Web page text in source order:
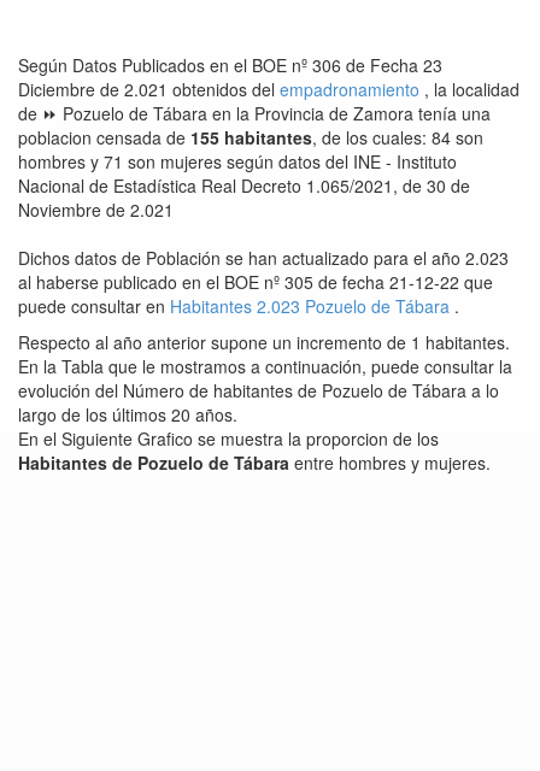
Según Datos Publicados en el BOE nº 306 de Fecha 23
Diciembre de 2.021 obtenidos del empadronamiento , la localidad
de ⏩ Pozuelo de Tábara en la Provincia de Zamora tenía una
poblacion censada de 155 habitantes, de los cuales: 84 son
hombres y 71 son mujeres según datos del INE - Instituto
Nacional de Estadística Real Decreto 1.065/2021, de 30 de
Noviembre de 2.021
Dichos datos de Población se han actualizado para el año 2.023
al haberse publicado en el BOE nº 305 de fecha 21-12-22 que
puede consultar en Habitantes 2.023 Pozuelo de Tábara .
Respecto al año anterior supone un incremento de 1 habitantes.
En la Tabla que le mostramos a continuación, puede consultar la
evolución del Número de habitantes de Pozuelo de Tábara a lo
largo de los últimos 20 años.
En el Siguiente Grafico se muestra la proporcion de los
Habitantes de Pozuelo de Tábara entre hombres y mujeres.